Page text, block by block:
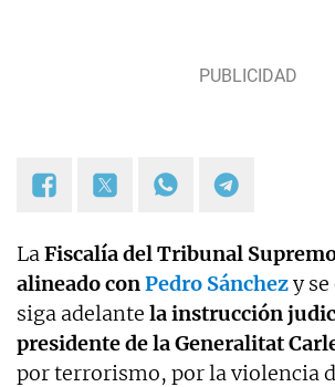
LaFiscalía del Tribunal
alineado conPedro Sánchezy
siga adelante la instrucción
presidente de la Generalitat
por terrorismo, por la violencia